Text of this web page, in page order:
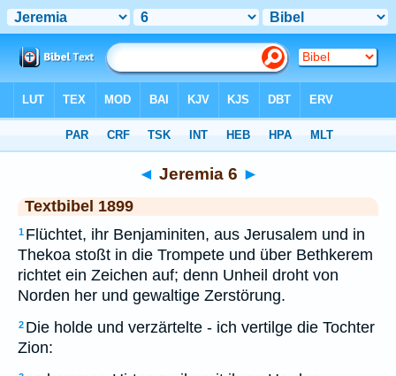
◄ Jeremia 6 ►
Textbibel 1899
1 Flüchtet, ihr Benjaminiten, aus Jerusalem und in
Thekoa stoßt in die Trompete und über Bethkerem
richtet ein Zeichen auf; denn Unheil droht von
Norden her und gewaltige Zerstörung.
2 Die holde und verzärtelte - ich vertilge die Tochter
Zion: